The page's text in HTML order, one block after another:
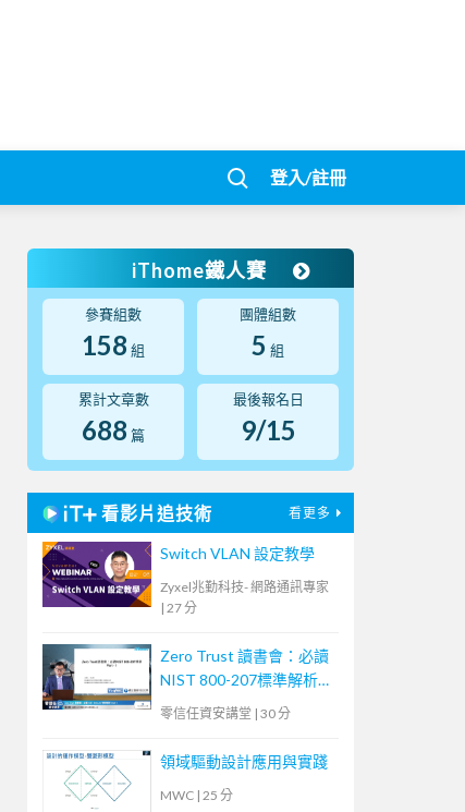
登入/註冊
iThome鐵人賽
參賽組數
158 組
團體組數
5 組
累計文章數
688 篇
最後報名日
9/15
看影片追技術 看更多
Switch VLAN 設定教學
Zyxel兆勤科技- 網路通訊專家
| 27 分
Zero Trust 讀書會：必讀
NIST 800-207標準解析
Part 1
零信任資安講堂 | 30 分
領域驅動設計應用與實踐
MWC | 25 分